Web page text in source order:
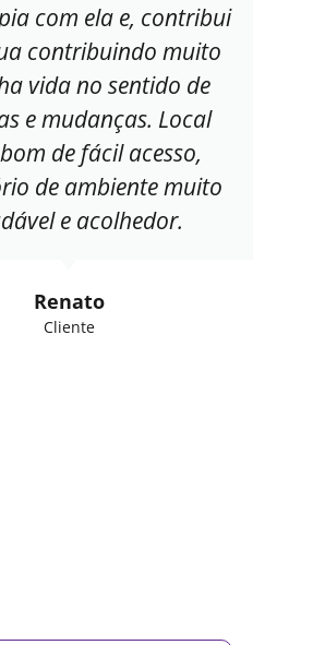
com ela e, contribui
contribuindo muito
vida no sentido de
e mudanças. Local
de fácil acesso,
de ambiente muito
e acolhedor.
Renato
Cliente